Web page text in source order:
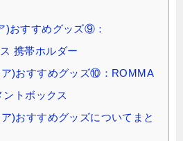
)おすすめグッズ⑨：
携帯ホルダー
)おすすめグッズ⑩：ROMMA
トボックス
)おすすめグッズについてまと